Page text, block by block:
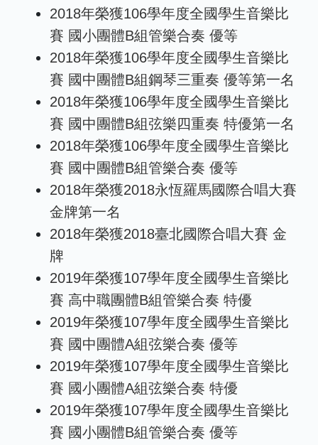
2018年榮獲106學年度全國學生音樂比
賽 國小團體B組管樂合奏 優等
2018年榮獲106學年度全國學生音樂比
賽 國中團體B組鋼琴三重奏 優等第一名
2018年榮獲106學年度全國學生音樂比
賽 國中團體B組弦樂四重奏 特優第一名
2018年榮獲106學年度全國學生音樂比
賽 國中團體B組管樂合奏 優等
2018年榮獲2018永恆羅馬國際合唱大賽
金牌第一名
2018年榮獲2018臺北國際合唱大賽 金
牌
2019年榮獲107學年度全國學生音樂比
賽 高中職團體B組管樂合奏 特優
2019年榮獲107學年度全國學生音樂比
賽 國中團體A組弦樂合奏 優等
2019年榮獲107學年度全國學生音樂比
賽 國小團體A組弦樂合奏 特優
2019年榮獲107學年度全國學生音樂比
賽 國小團體B組管樂合奏 優等